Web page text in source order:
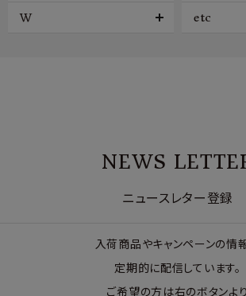
W etc
NEWS
ニュースレター登録
入荷商品やキャンペーンの情
定期的に配信しています。
ご希望の方は右のボタンより